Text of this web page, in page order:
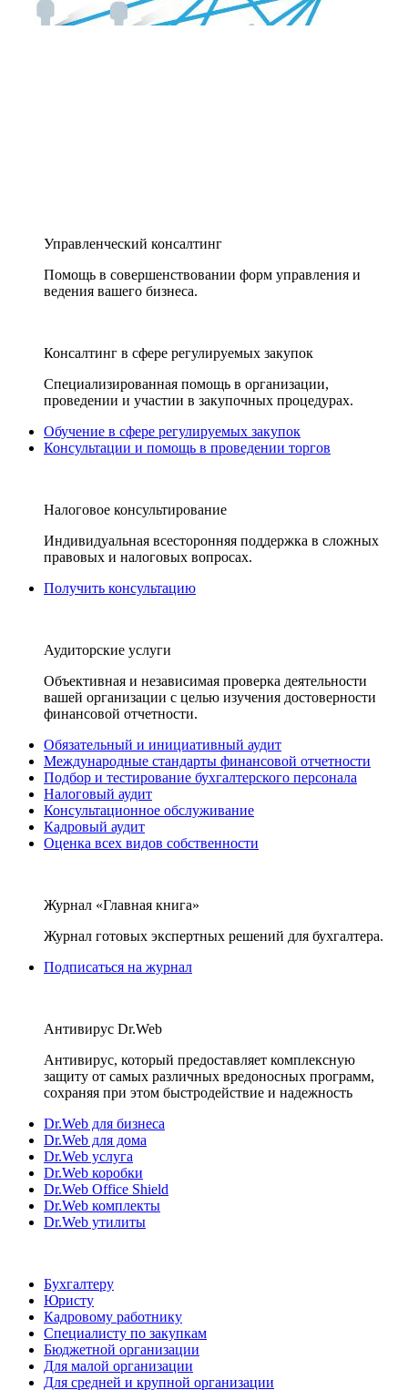
Управленческий консалтинг
Помощь в совершенствовании форм управления и
ведения вашего бизнеса.
Консалтинг в сфере регулируемых закупок
Специализированная помощь в организации,
проведении и участии в закупочных процедурах.
Обучение в сфере регулируемых закупок
Консультации и помощь в проведении торгов
Налоговое консультирование
Индивидуальная всесторонняя поддержка в сложных
правовых и налоговых вопросах.
Получить консультацию
Аудиторские услуги
Объективная и независимая проверка деятельности
вашей организации с целью изучения достоверности
финансовой отчетности.
Обязательный и инициативный аудит
Международные стандарты финансовой отчетности
Подбор и тестирование бухгалтерского персонала
Налоговый аудит
Консультационное обслуживание
Кадровый аудит
Оценка всех видов собственности
Журнал «Главная книга»
Журнал готовых экспертных решений для бухгалтера.
Подписаться на журнал
Антивирус Dr.Web
Антивирус, который предоставляет комплексную
защиту от самых различных вредоносных программ,
сохраняя при этом быстродействие и надежность
Dr.Web для бизнеса
Dr.Web для дома
Dr.Web услуга
Dr.Web коробки
Dr.Web Office Shield
Dr.Web комплекты
Dr.Web утилиты
Бухгалтеру
Юристу
Кадровому работнику
Специалисту по закупкам
Бюджетной организации
Для малой организации
Для средней и крупной организации